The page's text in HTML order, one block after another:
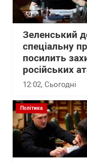
Зеленський
спеціальну
посилить
російських
12:02, Сьогодні
Політика